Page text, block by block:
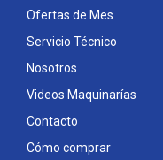
Ofertas de Mes
Servicio Técnico
Nosotros
Videos Maquinarías
Contacto
Cómo comprar